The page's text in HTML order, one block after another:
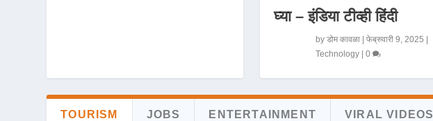
घ्या – इंडिया टीव्ही हिंदी
by डोम कावळा| फेब्रुवारी 9, 2025 |
Technology| 0
TOURISM JOBS ENTERTAINMENT VIRAL VIDEOS